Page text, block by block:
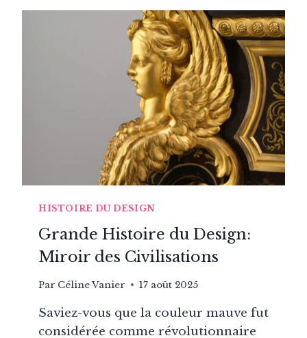
QUI
A
FAÇONNÉ
LE
DESIGN
MODERNE
HISTOIRE DU DESIGN
Grande Histoire du Design:
Miroir des Civilisations
Par Céline Vanier 17 août 2025
Saviez-vous que la couleur mauve fut
considérée comme révolutionnaire